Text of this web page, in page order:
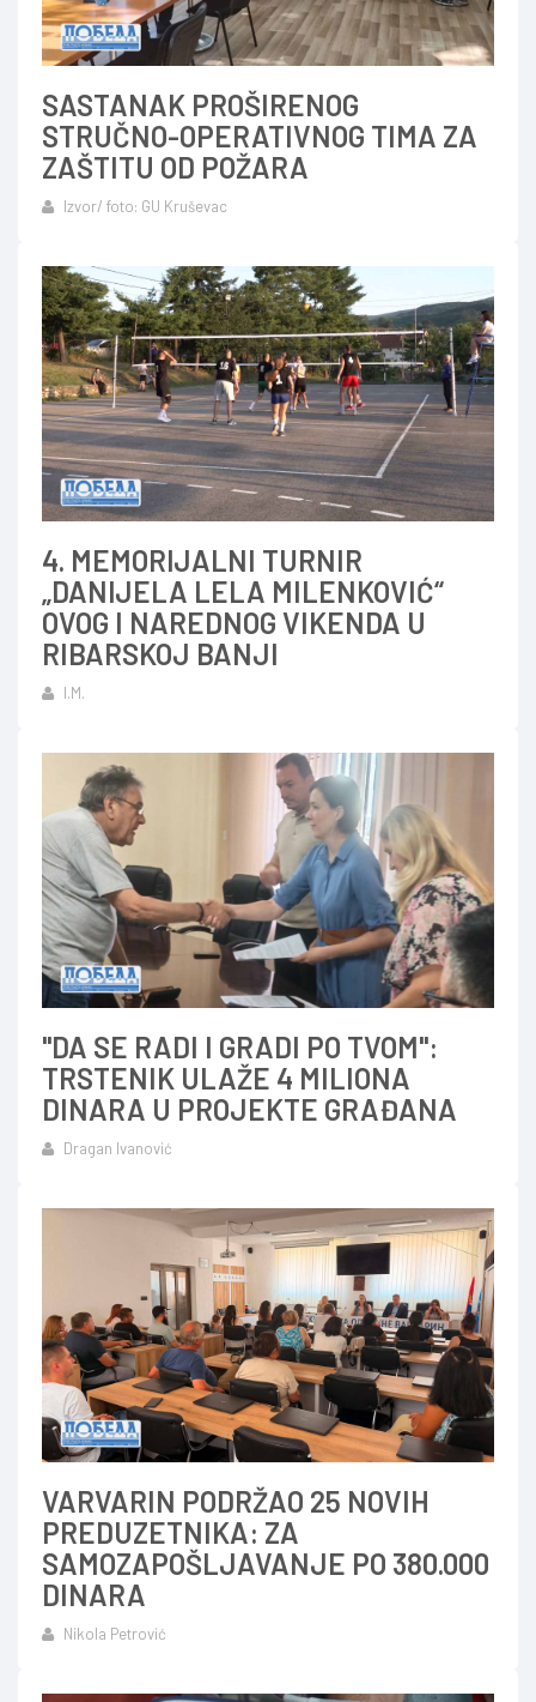
SASTANAK PROŠIRENOG
STRUČNO-OPERATIVNOG TIMA ZA
ZAŠTITU OD POŽARA
Izvor/ foto: GU Kruševac
4. MEMORIJALNI TURNIR
„DANIJELA LELA MILENKOVIĆ“
OVOG I NAREDNOG VIKENDA U
RIBARSKOJ BANJI
I.M.
"DA SE RADI I GRADI PO TVOM":
TRSTENIK ULAŽE 4 MILIONA
DINARA U PROJEKTE GRAĐANA
Dragan Ivanović
VARVARIN PODRŽAO 25 NOVIH
PREDUZETNIKA: ZA
SAMOZAPOŠLJAVANJE PO 380.000
DINARA
Nikola Petrović